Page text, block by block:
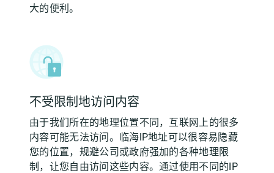
大的便利。
不受限制地访问内容
由于我们所在的地理位置不同，互联网上的很多
内容可能无法访问。临海IP地址可以很容易隐藏
您的位置，规避公司或政府强加的各种地理限
制，让您自由访问这些内容。通过使用不同的IP